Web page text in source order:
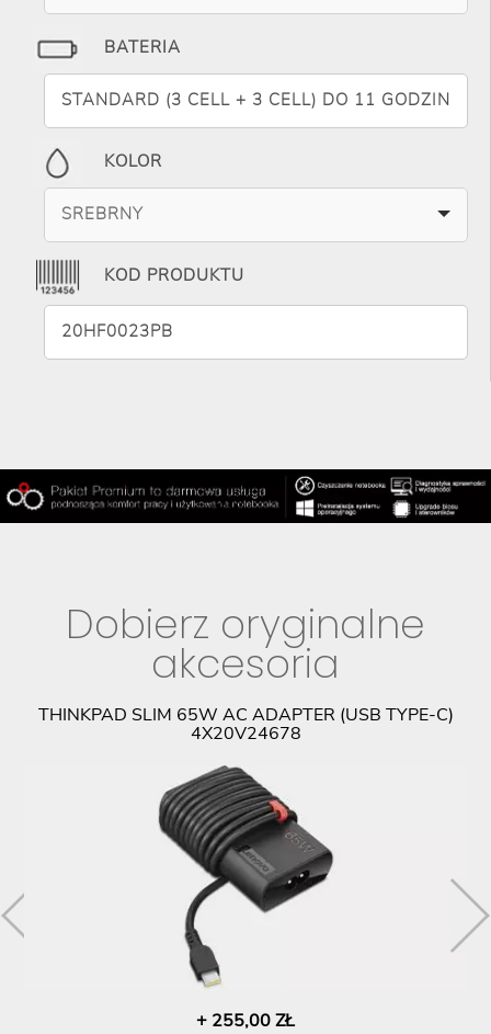
BATERIA
STANDARD (3 CELL + 3 CELL) DO 11 GODZIN
KOLOR
SREBRNY
KOD PRODUKTU
20HF0023PB
Dobierz oryginalne
akcesoria
THINKPAD SLIM 65W AC ADAPTER (USB TYPE-C)
4X20V24678
+ 255,00 ZŁ